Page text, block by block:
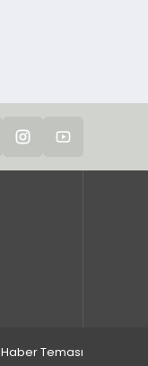
Teması